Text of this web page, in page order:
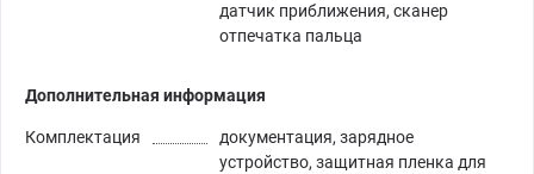
датчик приближения, сканер
отпечатка пальца
Дополнительная информация
Комплектация
документация, зарядное
устройство, защитная пленка для